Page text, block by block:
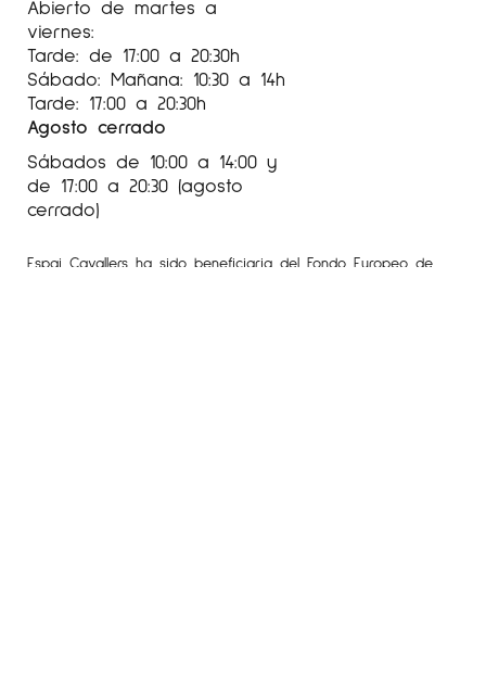
Abierto de martes a
viernes:
Tarde: de 17:00 a 20:30h
Sábado: Mañana: 10:30 a 14h
Tarde: 17:00 a 20:30h
Agosto cerrado
Sábados de 10:00 a 14:00 y
de 17:00 a 20:30 (agosto
cerrado)
Espai Cavallers ha sido beneficiaria del Fondo Europeo de